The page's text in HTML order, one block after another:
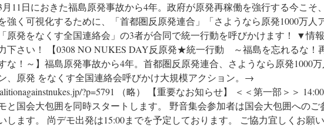
月11日におきた福島原発事故から4年。政府が原発再稼働を強行する今こそ
強く可視化するために、「首都圏反原発連合」「さようなら原発1000万人
原発をなくす全国連絡会」の3者が合同で統一行動を呼びかけます！ ▼情
下さい！ 【0308 NO NUKES DAY反原発★統一行動 ～福島を忘れるな！
な！～】福島原発事故から4年。首都圏反原発連合、さようなら原発1000
、原発 をなくす全国連絡会呼びかけ大規模アクション。→
?p=5791 （略） 【重要なお知らせ】 ＜＜第一部＞＞
と国会大包囲を同時スタートします。 野音集会参加者は国会大包囲へのご
します。 尚デモ出発は15:00までを予定しております。 ご協力宜しくお願